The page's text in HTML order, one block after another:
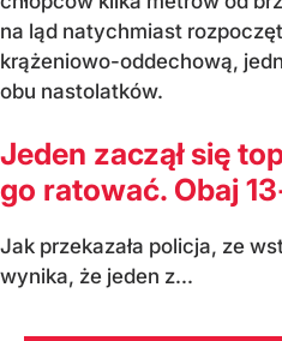
na ląd natychmiast
krążeniowo-oddechową,
obu nastolatków.
Jeden zaczął się
go ratować. Obaj
Jak przekazała policja, ze
wynika, że jeden z...